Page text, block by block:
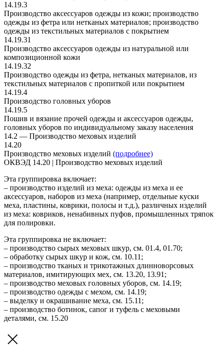
14.19.3
Производство аксессуаров одежды из кожи; производство
одежды из фетра или нетканых материалов; производство
одежды из текстильных материалов с покрытием
14.19.31
Производство аксессуаров одежды из натуральной или
композиционной кожи
14.19.32
Производство одежды из фетра, нетканых материалов, из
текстильных материалов с пропиткой или покрытием
14.19.4
Производство головных уборов
14.19.5
Пошив и вязание прочей одежды и аксессуаров одежды,
головных уборов по индивидуальному заказу населения
14.2 — Производство меховых изделий
14.20
Производство меховых изделий (подробнее)
ОКВЭД 14.20 | Производство меховых изделий
Эта группировка включает:
– производство изделий из меха: одежды из меха и ее
аксессуаров, наборов из меха (например, отдельные куски
меха, пластины, коврики, полосы и т.д.), различных изделий
из меха: ковриков, ненабивных пуфов, промышленных тряпок
для полировки.
Эта группировка не включает:
– производство сырых меховых шкур, см. 01.4, 01.70;
– обработку сырых шкур и кож, см. 10.11;
– производство тканых и трикотажных длинноворсовых
материалов, имитирующих мех, см. 13.20, 13.91;
– производство меховых головных уборов, см. 14.19;
– производство одежды с мехом, см. 14.19;
– выделку и окрашивание меха, см. 15.11;
– производство ботинок, сапог и туфель с меховыми
деталями, см. 15.20